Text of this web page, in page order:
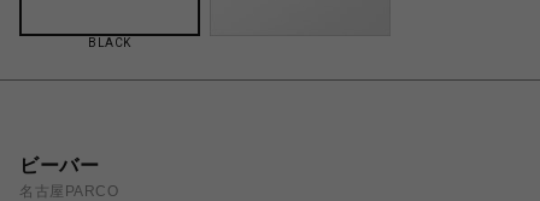
BLACK
ビーバー
名古屋PARCO